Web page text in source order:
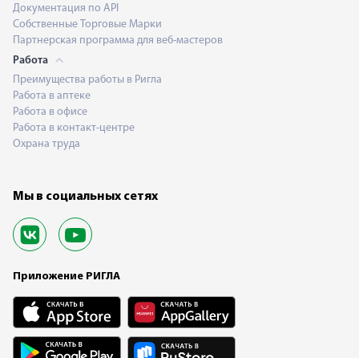
Документация по API
Собственные Торговые Марки
Партнерская программа для веб-мастеров
Работа
Преимущества работы в Ригла
Работа в аптеке
Работа в офисе
Работа в контакт-центре
Охрана труда
Мы в социальных сетях
Приложение РИГЛА